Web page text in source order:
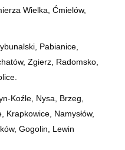
Wielka, Ćmielów,
Pabianice,
Zgierz, Radomsko,
Koźle, Nysa, Brzeg,
Krapkowice, Namysłów,
Gogolin, Lewin